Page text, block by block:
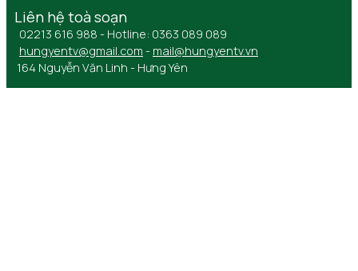
Liên hệ toà soạn
02213 616 988 - Hotline: 0363 089 089
hungyentv@gmail.com - mail@hungyentv.vn
164 Nguyễn Văn Linh - Hưng Yên